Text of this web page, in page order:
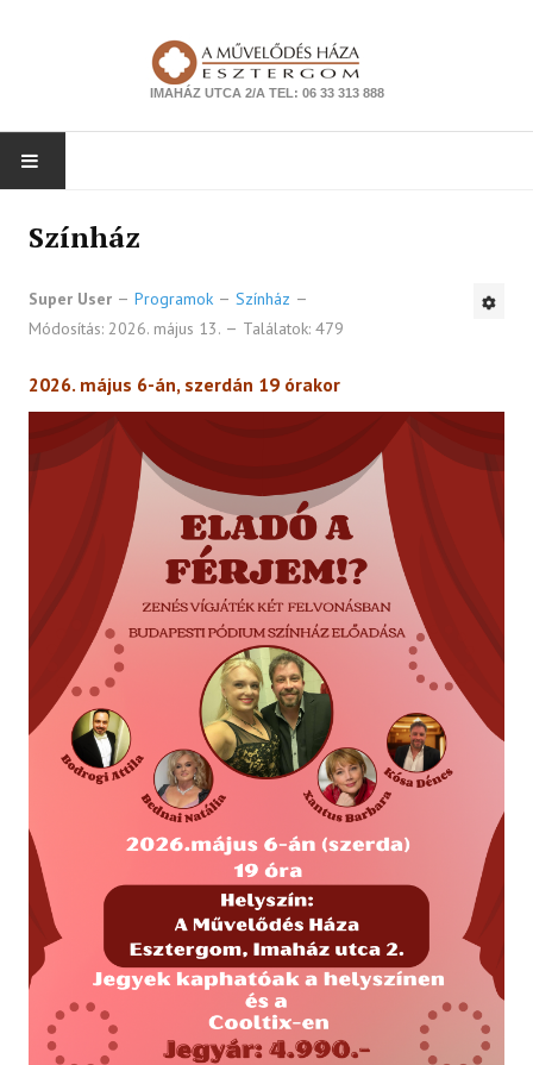
IMAHÁZ UTCA 2/A TEL: 06 33 313 888
Színház
Zene
Ismeretterjesztés
Táncos produkció
Vetítés
Egyéb programok
TEREMBÉRLÉS
TAGJAINK
Klubok, közösségek
Fotográfiai Biennálé
Musical Akadémia JP
ELÉRHETŐSÉGEK
FACEBOOK
Színház
Super User Programok
Színház
Módosítás: 2026. május 13.
Találatok: 479
2026. május 6-án, szerdán 19 órakor